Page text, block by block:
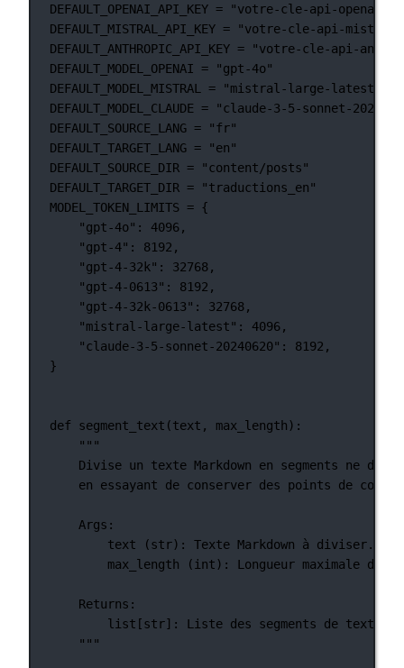
DEFAULT_OPENAI_API_KEY =
"votre-cle-api-openai-
DEFAULT_MISTRAL_API_KEY =
"votre-cle-api-mistral-
DEFAULT_ANTHROPIC_API_KEY =
"votre-cle-api-
DEFAULT_MODEL_OPENAI =
"gpt-4o"
DEFAULT_MODEL_MISTRAL
=
"mistral-large-latest"
DEFAULT_MODEL_CLAUDE =
"claude-3-5-sonnet-
DEFAULT_SOURCE_LANG =
"fr"
DEFAULT_TARGET_LANG =
"en"
DEFAULT_SOURCE_DIR =
"content/posts"
DEFAULT_TARGET_DIR =
"traductions_en"
MODEL_TOKEN_LIMITS = {
"gpt-4o" : 4096,
"gpt-4" : 8192 ,
"gpt-4-32k" : 32768,
"gpt-4-0613" : 8192 ,
"gpt-4-32k-0613" : 32768,
"mistral-large-latest" : 4096,
"claude-3-5-sonnet-20240620" : 8192 ,
}
def segment_text (text, max_length):
"""
Divise un texte Markdown en segments ne
en essayant de conserver des points de
Args:
text (str): Texte Markdown à diviser.
max_length (int): Longueur maximale de
Returns:
list[str]: Liste des segments de texte
"""